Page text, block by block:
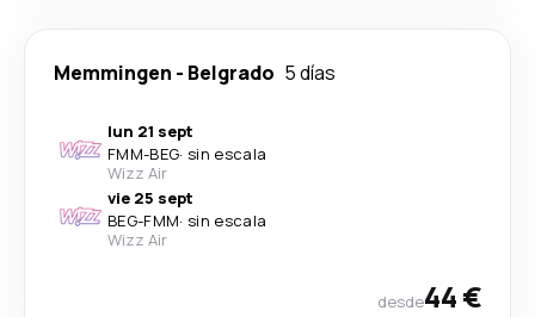
Memmingen - Belgrado 5 días
lun 21 sept
FMM-BEG· sin escala
Wizz Air
vie 25 sept
BEG-FMM· sin escala
Wizz Air
desde44 €